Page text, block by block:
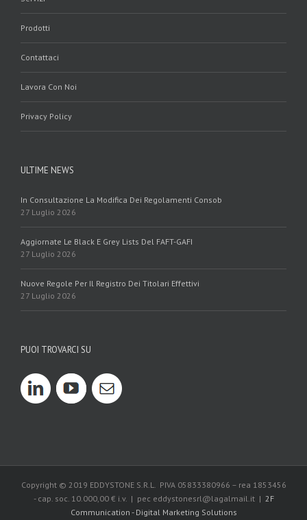
Prodotti
Contattaci
Lavora Con Noi
Privacy Policy
ULTIME NEWS
In Consultazione La Modifica Dei Regolamenti Consob
27 Luglio 2026
Aggiornate Le Black E Grey Lists Del FAFT-GAFI
27 Luglio 2026
Nuove Regole Per Il Registro Dei Titolari Effettivi
27 Luglio 2026
PUOI TROVARCI SU
Copyright © 2019 EDDYSTONE S.R.L. PIVA 05833380966 – rea 1853456
- cap. soc. 10.000,00 € i.v. | pec eddystonesrl@lagalmail.it | 2F
Communication - Digital Marketing Solutions